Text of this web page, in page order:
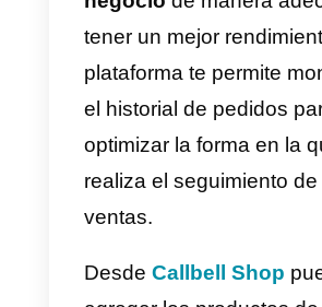
anteriormente.
muchísimas
ayudaran a
Esto con el fin de
productividad y
más ventas y